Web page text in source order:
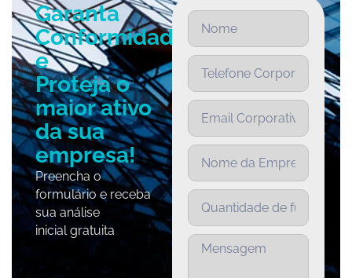
Garanta
Conformidade
e
Proteja o
maior ativo
da sua
empresa!
Preencha o
formulário e receba
sua análise
inicial gratuita